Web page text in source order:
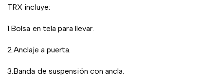
TRX incluye:
1.Bolsa en tela para llevar.
2.Anclaje a puerta.
3.Banda de suspensión con ancla.